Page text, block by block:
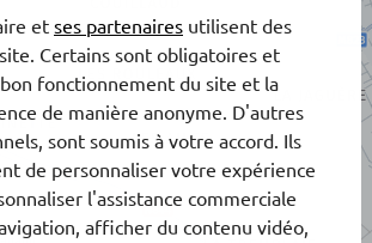
et ses partenaires utilisent des
Certains sont obligatoires et
fonctionnement du site et la
de manière anonyme. D'autres
sont soumis à votre accord. Ils
de personnaliser votre expérience
l'assistance commerciale
afficher du contenu vidéo,